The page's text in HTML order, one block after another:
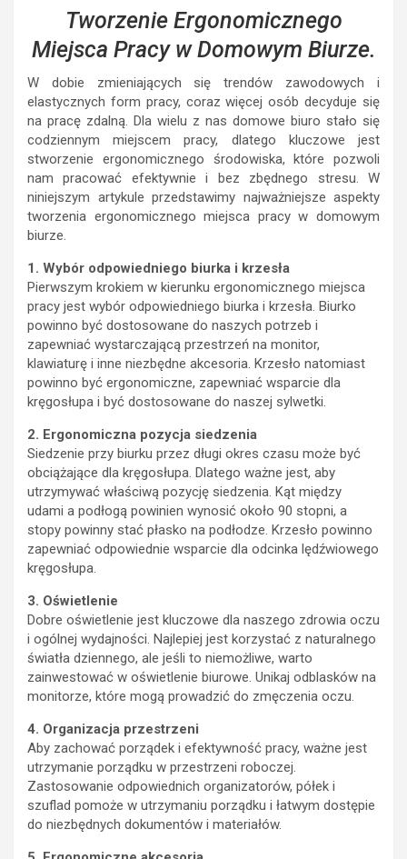
Tworzenie Ergonomicznego
Miejsca Pracy w Domowym Biurze.
W dobie zmieniających się trendów zawodowych i
elastycznych form pracy, coraz więcej osób decyduje się
na pracę zdalną. Dla wielu z nas domowe biuro stało się
codziennym miejscem pracy, dlatego kluczowe jest
stworzenie ergonomicznego środowiska, które pozwoli
nam pracować efektywnie i bez zbędnego stresu. W
niniejszym artykule przedstawimy najważniejsze aspekty
tworzenia ergonomicznego miejsca pracy w domowym
biurze.
1. Wybór odpowiedniego biurka i krzesła
Pierwszym krokiem w kierunku ergonomicznego miejsca
pracy jest wybór odpowiedniego biurka i krzesła. Biurko
powinno być dostosowane do naszych potrzeb i
zapewniać wystarczającą przestrzeń na monitor,
klawiaturę i inne niezbędne akcesoria. Krzesło natomiast
powinno być ergonomiczne, zapewniać wsparcie dla
kręgosłupa i być dostosowane do naszej sylwetki.
2. Ergonomiczna pozycja siedzenia
Siedzenie przy biurku przez długi okres czasu może być
obciążające dla kręgosłupa. Dlatego ważne jest, aby
utrzymywać właściwą pozycję siedzenia. Kąt między
udami a podłogą powinien wynosić około 90 stopni, a
stopy powinny stać płasko na podłodze. Krzesło powinno
zapewniać odpowiednie wsparcie dla odcinka lędźwiowego
kręgosłupa.
3. Oświetlenie
Dobre oświetlenie jest kluczowe dla naszego zdrowia oczu
i ogólnej wydajności. Najlepiej jest korzystać z naturalnego
światła dziennego, ale jeśli to niemożliwe, warto
zainwestować w oświetlenie biurowe. Unikaj odblasków na
monitorze, które mogą prowadzić do zmęczenia oczu.
4. Organizacja przestrzeni
Aby zachować porządek i efektywność pracy, ważne jest
utrzymanie porządku w przestrzeni roboczej.
Zastosowanie odpowiednich organizatorów, półek i
szuflad pomoże w utrzymaniu porządku i łatwym dostępie
do niezbędnych dokumentów i materiałów.